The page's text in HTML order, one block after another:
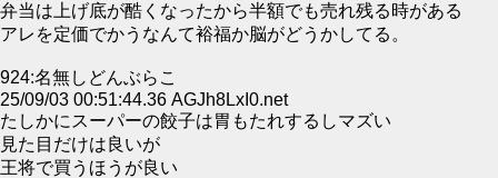
弁当は上げ底が酷くなったから半額でも売れ残る時がある
アレを定価でかうなんて裕福か脳がどうかしてる。
924:名無しどんぶらこ
25/09/03 00:51:44.36 AGJh8LxI0.net
たしかにスーパーの餃子は胃もたれするしマズい
見た目だけは良いが
王将で買うほうが良い